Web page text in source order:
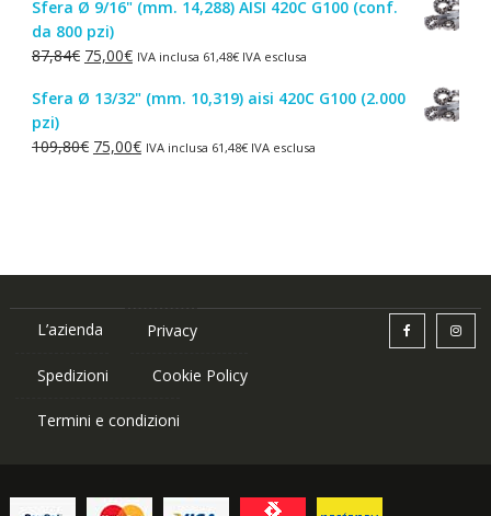
originale
era:
1,50€.
attuale
è:
1,00€.
Sfera Ø 9/16" (mm. 14,288) AISI 420C G100 (conf.
da 800 pzi)
87,84€ Il
originale
87,84€.
75,00€Il
attuale
75,00€.
IVA inclusa 61,48€IVA esclusa
Sfera Ø 13/32" (mm. 10,319) aisi 420C G100 (2.000
pzi)
109,80€ Il
75,00€IlIVA inclusa 61,48€IVA esclusa
L’azienda Privacy
Spedizioni Cookie Policy
Termini e condizioni